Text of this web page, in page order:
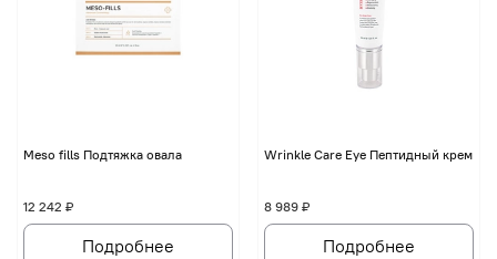
Мeso fills Подтяжка овала
12 242 ₽
Подробнее
Wrinkle Care Eye Пептидный крем
8 989 ₽
Подробнее